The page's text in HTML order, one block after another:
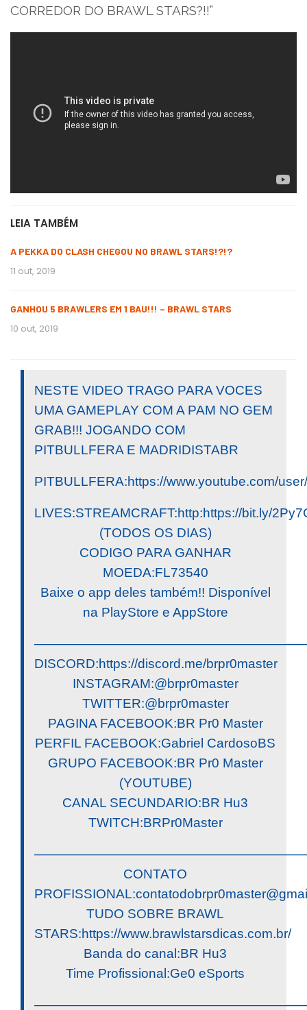
CORREDOR DO BRAWL STARS?!!”
LEIA TAMBÉM
A PEKKA DO CLASH CHEGOU NO BRAWL STARS!?!?
11 out, 2019
GANHOU 5 BRAWLERS EM 1 BAU!!! – BRAWL STARS
10 out, 2019
NESTE VIDEO TRAGO PARA VOCES
UMA GAMEPLAY COM A PAM NO GEM
GRAB!!! JOGANDO COM
PITBULLFERA E MADRIDISTABR
PITBULLFERA:https://www.youtube.com/
LIVES:STREAMCRAFT:http:https://bit.ly/
(TODOS OS DIAS)
CODIGO PARA GANHAR
MOEDA:FL73540
Baixe o app deles também!! Disponível
na PlayStore e AppStore
DISCORD:https://discord.me/brpr0master
INSTAGRAM:@brpr0master
TWITTER:@brpr0master
PAGINA FACEBOOK:BR Pr0 Master
PERFIL FACEBOOK:Gabriel CardosoBS
GRUPO FACEBOOK:BR Pr0 Master
(YOUTUBE)
CANAL SECUNDARIO:BR Hu3
TWITCH:BRPr0Master
CONTATO
PROFISSIONAL:
TUDO SOBRE BRAWL
STARS:https://www.brawlstarsdicas.com.br/
Banda do canal:BR Hu3
Time Profissional:Ge0 eSports